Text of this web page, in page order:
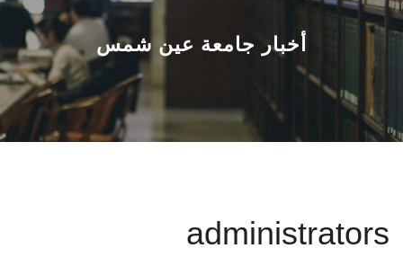
القطاعـات
الشئون الأكاديمية
البحث العلمي
أخبار جامعة عين شمس
administrators